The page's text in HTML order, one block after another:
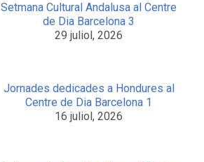
Setmana Cultural Andalusa al Centre
de Dia Barcelona 3
29 juliol, 2026
Jornades dedicades a Hondures al
Centre de Dia Barcelona 1
16 juliol, 2026